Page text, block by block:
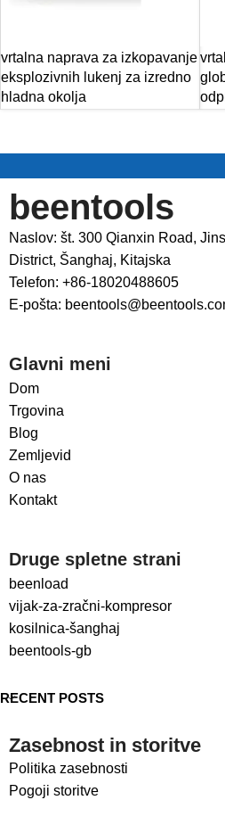
vrtalna naprava za izkopavanje
eksplozivnih lukenj za izredno
hladna okolja
beentools
Naslov: št. 300 Qianxin Road,
District, Šanghaj, Kitajska
Telefon: +86-18020488605
E-pošta:
Glavni meni
Dom
Trgovina
Blog
Zemljevid
O nas
Kontakt
Druge spletne strani
beenload
vijak-za-zračni-kompresor
kosilnica-šanghaj
beentools-gb
RECENT POSTS
Zasebnost in storitve
Politika zasebnosti
Pogoji storitve